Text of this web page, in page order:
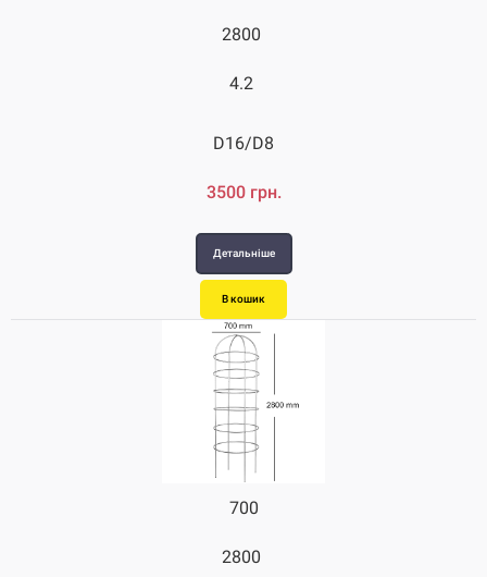
2800
4.2
D16/D8
3500 грн.
Детальніше
В кошик
700
2800